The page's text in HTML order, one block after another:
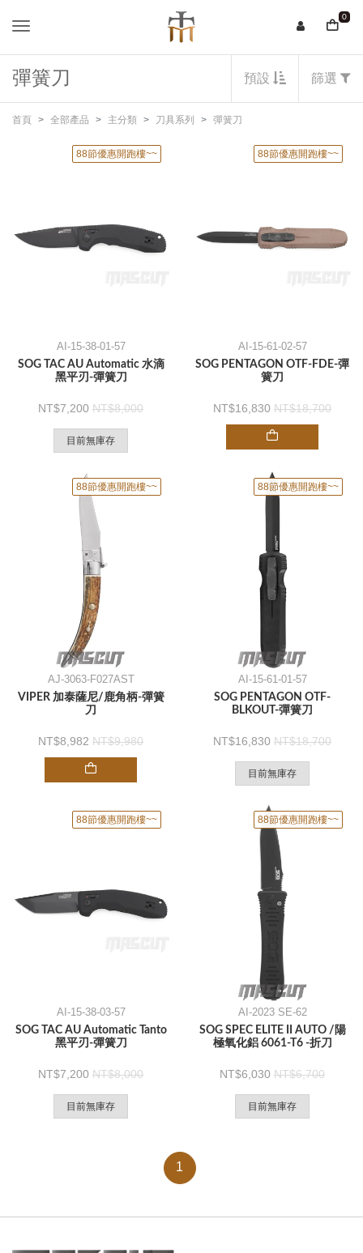
0
彈簧刀 預設 篩選
首頁 全部產品 主分類 刀具系列 彈簧刀
88節優惠開跑樓~~
AI-15-38-01-57
SOG TAC AU Automatic 水滴
黑平刃-彈簧刀
7,200 8,000
目前無庫存
88節優惠開跑樓~~
AI-15-61-02-57
SOG PENTAGON OTF-FDE-彈
簧刀
16,830 18,700
88節優惠開跑樓~~
AJ-3063-F027AST
VIPER 加泰薩尼/鹿角柄-彈簧
刀
8,982 9,980
88節優惠開跑樓~~
AI-15-61-01-57
SOG PENTAGON OTF-
BLKOUT-彈簧刀
16,830 18,700
目前無庫存
88節優惠開跑樓~~
AI-15-38-03-57
SOG TAC AU Automatic Tanto
黑平刃-彈簧刀
7,200 8,000
目前無庫存
88節優惠開跑樓~~
AI-2023 SE-62
SOG SPEC ELITE II AUTO /陽
極氧化鋁 6061-T6 -折刀
6,030 6,700
目前無庫存
1